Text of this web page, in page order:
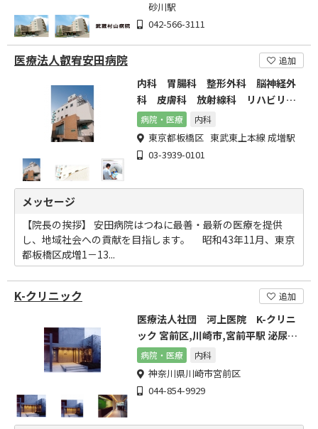
砂川駅
042-566-3111
医療法人叡宥安田病院 追加
内科 胃腸科 整形外科 脳神経外
科 皮膚科 放射線科 リハビリテ
ーション科 麻酔科
病院・医療 内科
東京都板橋区 東武東上本線 成増駅
03-3939-0101
メッセージ
【院長の挨拶】 安田病院はつねに最善・最新の医療を提供
し、地域社会への貢献を目指します。 昭和43年11月、東京
都板橋区成増1－13...
K-クリニック 追加
医療法人社団 河上医院 K-クリニ
ック 宮前区,川崎市,宮前平駅 泌尿器
科,内科
病院・医療 内科
神奈川県川崎市宮前区
044-854-9929